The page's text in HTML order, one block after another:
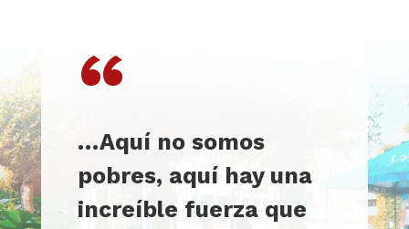
“
…Aquí no somos
pobres, aquí hay una
increíble fuerza que